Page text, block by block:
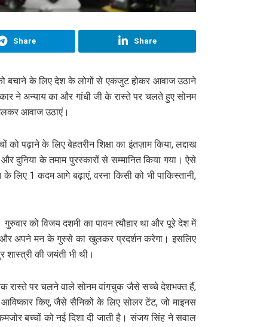
Share Share
बचाने के लिए देश के लोगों से एकजुट होकर आवाज उठाने
ने अन्याय का और गांधी जी के रास्ते पर चलते हुए सोनम
आवाज उठाएं।
पढ़ाने के लिए बेहतरीन शिक्षा का इंतज़ाम किया, लद्दाख
दुनिया के तमाम पुरस्कारों से सम्मानित किया गया। ऐसे
1 कदम आगे बढ़ाएं, वरना किसी को भी पाकिस्तानी,
को विजय दशमी का पावन त्यौहार था और पूरे देश में
और अपने मन के गुस्से का खुलकर प्रदर्शन करेगा। इसलिए
शास्त्री की जयंती भी थी।
रास्ते पर चलने वाले सोनम वांगचुक जैसे सच्चे देशभक्त हैं,
किए, जैसे सैनिकों के लिए सोलर टेंट, जो माइनस
बच्चों को नई दिशा दी जाती है। संजय सिंह ने सवाल